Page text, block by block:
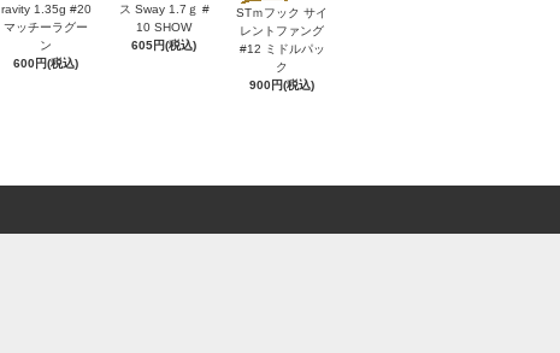
ravity 1.35g #20
マッチーラグー
ン
600円(税込)
ス Sway 1.7ｇ #
10 SHOW
605円(税込)
STｍフック サイ
レントファング
#12 ミドルパッ
ク
900円(税込)